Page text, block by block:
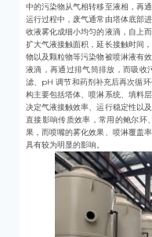
中的污染物从气相转移至液相，再
运行过程中，废气通常由塔体底部
收液雾化成细小均匀的液滴，自上
扩大气液接触面积，延长接触时间
物以及颗粒物等污染物被喷淋液有
液滴，再通过排气筒排放，而吸收
滤、pH 调节和药剂补充后再次循
构主要包括塔体、喷淋系统、填料
决定气液接触效率、运行稳定性以
直接影响传质效率，常用的鲍尔环
果，而喷嘴的雾化效果、喷淋覆盖
具有较为明显的影响。